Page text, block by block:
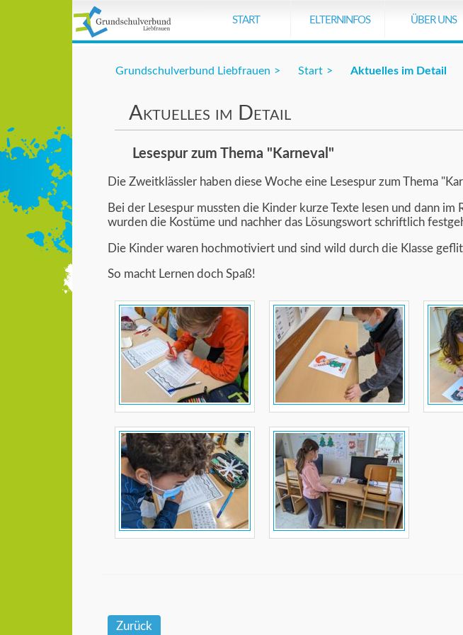
Der Eintrag "header-top-schriftzug" existiert leider nicht.
START ELTERNINFOS ÜBER UNS
Grundschulverbund Liebfrauen Start Aktuelles im Detail
Aktuelles im Detail
Lesespur zum Thema "Karneval"
Die Zweitklässler haben diese Woche eine Lesespur zum Thema
Bei der Lesespur mussten die Kinder kurze Texte lesen und dann
wurden die Kostüme und nachher das Lösungswort schriftlich
Die Kinder waren hochmotiviert und sind wild durch die Klasse
So macht Lernen doch Spaß!
Zurück